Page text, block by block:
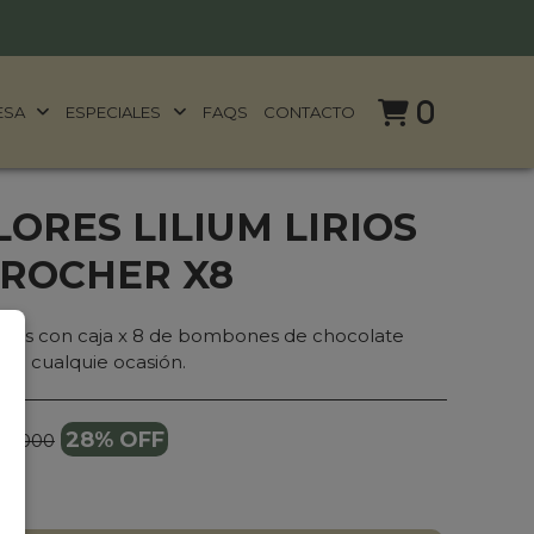
ESPECIALES FAQS CONTACTO 0
LILIUM LIRIOS
X8
con caja x 8 de bombones de chocolate
cualquie ocasión.
28% OFF